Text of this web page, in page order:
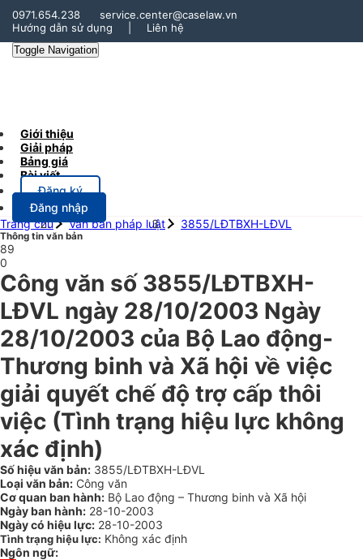
0971.654.238
service.center@caselaw.vn
Hướng dẫn sử dụng
Liên hệ
Toggle Navigation
Giới thiệu
Giải pháp
Bảng giá
Bài viết
Đăng ký
Đăng nhập
Trang chủ
Văn bản pháp luật 3855/LĐTBXH-LĐVL
Thông tin văn bản
89
0
Công văn số 3855/LĐTBXH-
LĐVL ngày 28/10/2003 Ngày
28/10/2003 của Bộ Lao động-
Thương binh và Xã hội về việc
giải quyết chế độ trợ cấp thôi
việc (Tình trạng hiệu lực không
xác định)
Số hiệu văn bản: 3855/LĐTBXH-LĐVL
Loại văn bản: Công văn
Cơ quan ban hành: Bộ Lao động – Thương binh và Xã hội
Ngày ban hành: 28-10-2003
Ngày có hiệu lực: 28-10-2003
Tình trạng hiệu lực: Không xác định
Ngôn ngữ: